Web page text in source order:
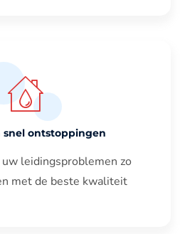
snel ontstoppingen
leidingsproblemen zo
met de beste kwaliteit